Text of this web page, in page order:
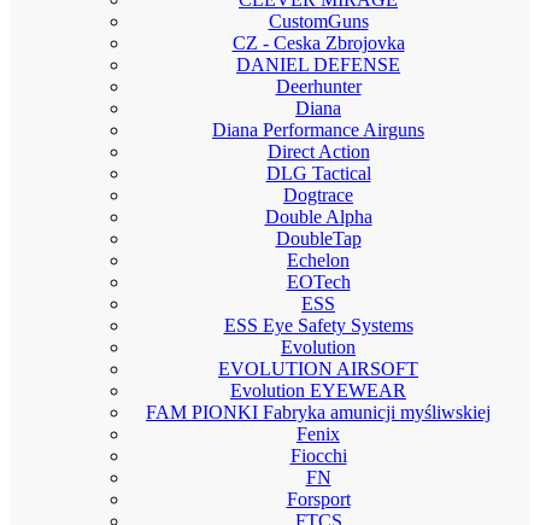
CustomGuns
CZ - Ceska Zbrojovka
DANIEL DEFENSE
Deerhunter
Diana
Diana Performance Airguns
Direct Action
DLG Tactical
Dogtrace
Double Alpha
DoubleTap
Echelon
EOTech
ESS
ESS Eye Safety Systems
Evolution
EVOLUTION AIRSOFT
Evolution EYEWEAR
FAM PIONKI Fabryka amunicji myśliwskiej
Fenix
Fiocchi
FN
Forsport
FTCS